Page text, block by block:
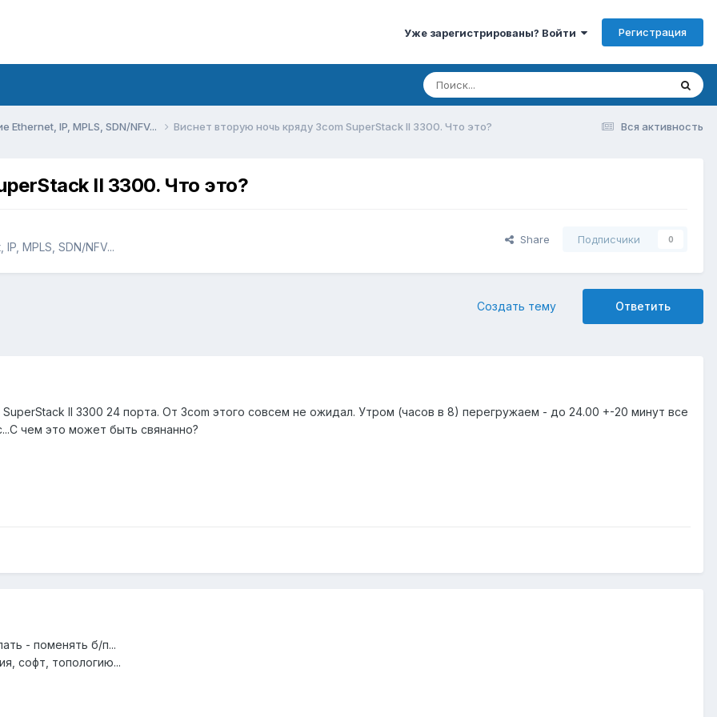
Уже зарегистрированы? Войти Регистрация
Вся активность
IP, MPLS, SDN/NFV... Виснет вторую ночь кряду 3com SuperStack II 3300. Что это?
II 3300. Что это?
MPLS, SDN/NFV...
Share Подписчики 0
Ответить
Создать тему
II 3300 24 порта. От 3com этого совсем не ожидал. Утром (часов в 8) перегружаем - до 24.00 +-20 минут все
чем это может быть свянанно?
- поменять б/п...
софт, топологию...